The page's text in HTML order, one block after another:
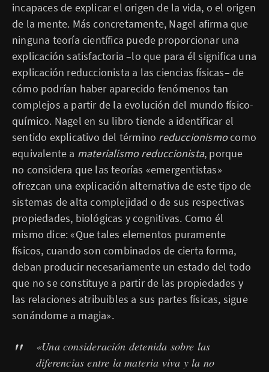
incapaces de explicar el origen de la vida, o el origen
de la mente. Más concretamente, Nagel afirma que
ninguna teoría científica puede proporcionar una
explicación satisfactoria –lo que para él significa una
explicación reduccionista a las ciencias físicas– de
cómo podrían haber aparecido fenómenos tan
complejos a partir de la evolución del mundo físico-
químico. Nagel en su libro tiende a identificar el
sentido explicativo del término reduccionismocomo
equivalente a materialismo reduccionista, porque
no considera que las teorías «emergentistas»
ofrezcan una explicación alternativa de este tipo de
sistemas de alta complejidad o de sus respectivas
propiedades, biológicas y cognitivas. Como él
mismo dice: «Que tales elementos puramente
físicos, cuando son combinados de cierta forma,
deban producir necesariamente un estado del todo
que no se constituye a partir de las propiedades y
las relaciones atribuibles a sus partes físicas, sigue
sonándome a magia».
«Una consideración detenida sobre las
diferencias entre la materia viva y la no